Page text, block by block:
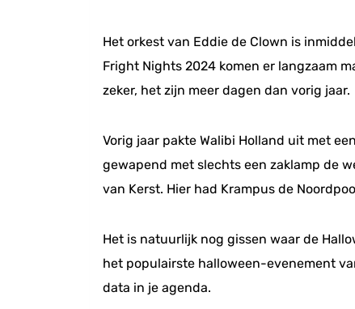
Het orkest van Eddie de Clown is
Fright Nights 2024 komen er langzaam
zeker, het zijn meer dagen dan vorig jaar.
Vorig jaar pakte Walibi Holland uit met
gewapend met slechts een zaklamp de
van Kerst. Hier had Krampus de
Het is natuurlijk nog gissen waar de
het populairste halloween-evenement
data in je agenda.